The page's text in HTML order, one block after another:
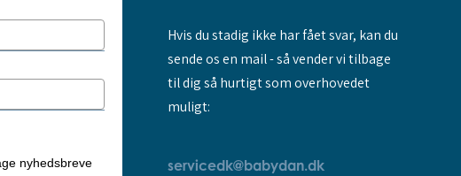
nyhedsbreve
Hvis du stadig ikke har fået svar, kan du
sende os en mail - så vender vi tilbage
til dig så hurtigt som overhovedet
muligt:
servicedk@babydan.dk